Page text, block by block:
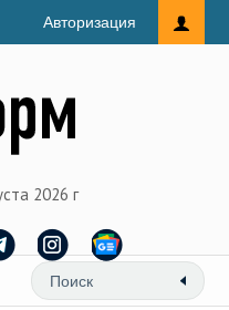
Авторизация
2026 г